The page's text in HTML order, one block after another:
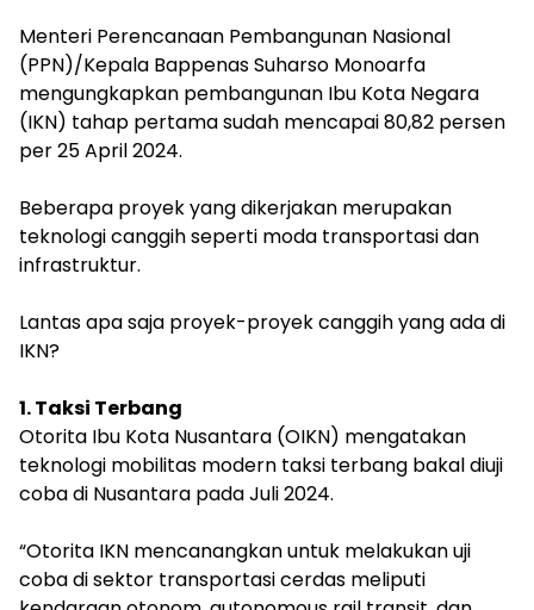
Menteri Perencanaan Pembangunan Nasional
(PPN)/Kepala Bappenas Suharso Monoarfa
mengungkapkan pembangunan Ibu Kota Negara
(IKN) tahap pertama sudah mencapai 80,82 persen
per 25 April 2024.
Beberapa proyek yang dikerjakan merupakan
teknologi canggih seperti moda transportasi dan
infrastruktur.
Lantas apa saja proyek-proyek canggih yang ada di
IKN?
1. Taksi Terbang
Otorita Ibu Kota Nusantara (OIKN) mengatakan
teknologi mobilitas modern taksi terbang bakal diuji
coba di Nusantara pada Juli 2024.
“Otorita IKN mencanangkan untuk melakukan uji
coba di sektor transportasi cerdas meliputi